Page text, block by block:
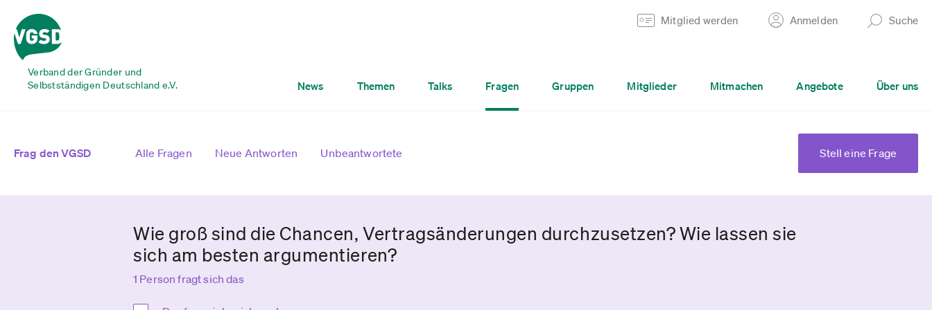
Verband der Gründer und
Selbstständigen Deutschland e.V.
Mitglied werden Anmelden Suche
News Themen Talks Fragen Gruppen Mitglieder Mitmachen Angebote Über uns
Frag den VGSD Alle Fragen Neue Antworten Unbeantwortete Stell eine Frage
Wie groß sind die Chancen, Vertragsänderungen durchzusetzen? Wie lassen sie
sich am besten argumentieren?
1 Person fragt sich das